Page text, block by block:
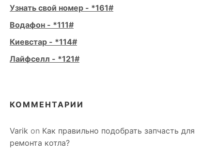
Узнать свой номер - *161#
Водафон - *111#
Киевстар - *114#
Лайфселл - *121#
КОММЕНТАРИИ
Varik on Как правильно подобрать запчасть для
ремонта котла?